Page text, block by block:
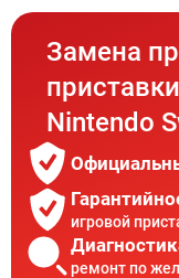
Замена
приставки
Nintendo
игровой
ремонт по